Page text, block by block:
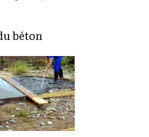
béton